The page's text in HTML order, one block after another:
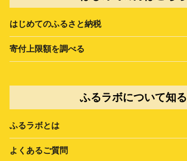
はじめてのふるさと納税
寄付上限額を調べる
ふるラボについて知る
ふるラボとは
よくあるご質問